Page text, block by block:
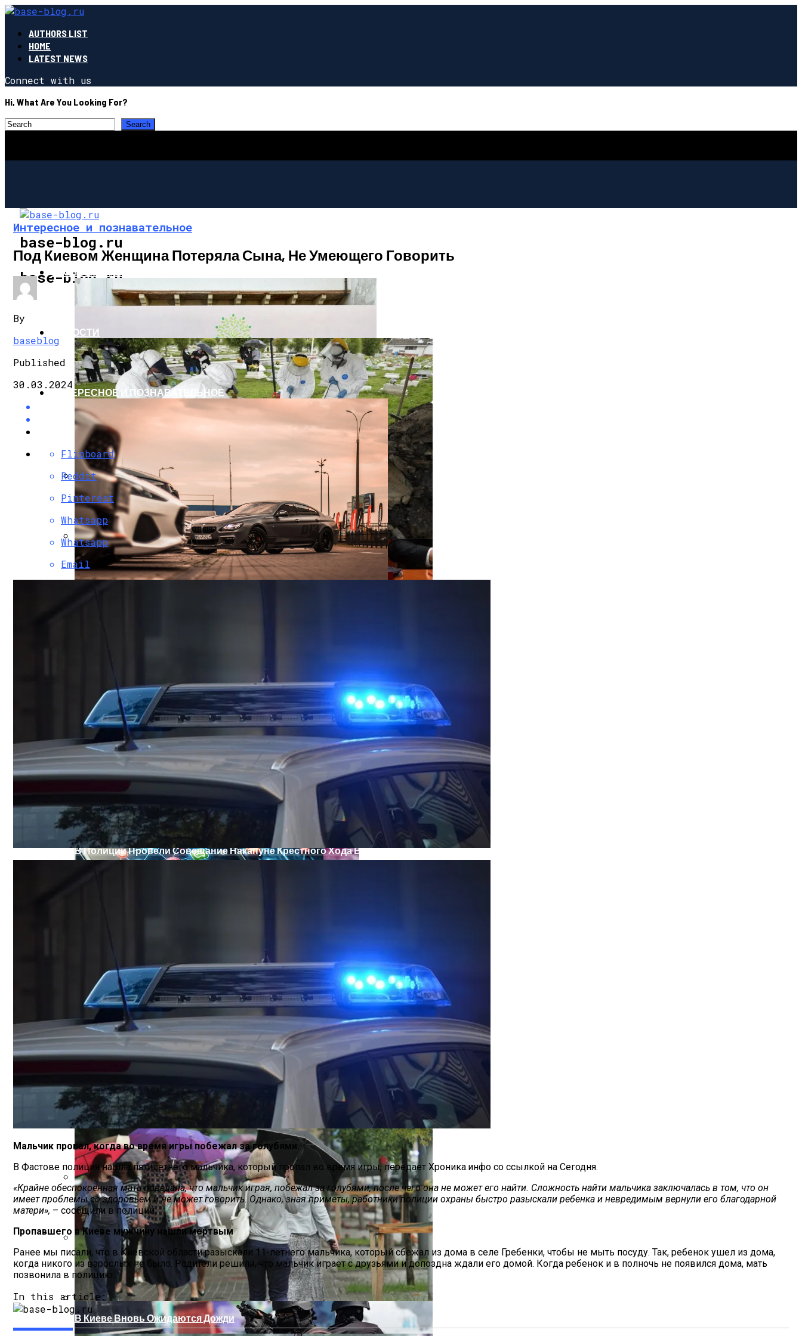
AUTHORS LIST
HOME
LATEST NEWS
Connect with us
Hi, What Are You Looking For?
base-blog.ru
base-blog.ru
ЭКОНОМИКА И ПОЛИТИКА
G7 Договорились Регулировать Искусственный Интеллект
Растущая Концентрация Власти В Руках Си Цзиньпина: Мир Не Обмануть
Военные Рельсы Спасут Британскую Экономику?
На Какую Зарплату Могут Рассчитывать Украинцы За Рубежом: Советы Для Беженцев
НОВОСТИ
Коронавирус В США Оказался Смертоноснее «испанки» 1918 Года
Извержение Вулкана На Юге Исландии: Чрезвычайное Положение И Эвакуация
Индия Не Будет Спрашивать Разрешения На Запуск Моделей ИИ
Вредно, Но Выгодно: В США Запрет На Асбест Приняли Только Сейчас
ИНТЕРЕСНОЕ И ПОЗНАВАТЕЛЬНОЕ
В Полиции Провели Совещание Накануне Крестного Хода В Киеве
Как Сочетать Вина С Салатами: Делится Опытом АЛКОМАГ
В Киеве Вновь Ожидаются Дожди
Интересное и познавательное
Под Киевом Женщина Потеряла Сына, Не Умеющего Говорить
By
baseblog
Published
30.03.2024
Flipboard
Reddit
Pinterest
Whatsapp
Whatsapp
Email
Мальчик пропал, когда во время игры побежал за голубями.
В Фастове полиция нашла пятилетнего мальчика, который пропал во время игры, передает Хроника.инфо со ссылкой на Сегодня.
«Крайне обеспокоенная мать поведала, что мальчик играя, побежал за голубями, после чего она не может его найти. Сложность найти мальчика заключалась в том, что он
имеет проблемы со здоровьем и не может говорить. Однако, зная приметы, работники полиции охраны быстро разыскали ребенка и невредимым вернули его благодарной
матери», – сообщили в полиции.
Пропавшего в Киеве мужчину нашли мертвым
Ранее мы писали, что в Киевской области разыскали 11-летнего мальчика, который сбежал из дома в селе Гребенки, чтобы не мыть посуду. Так, ребенок ушел из дома,
когда никого из взрослых не было. Родители решили, что мальчик играет с друзьями и допоздна ждали его домой. Когда ребенок и в полночь не появился дома, мать
позвонила в полицию.
In this article: